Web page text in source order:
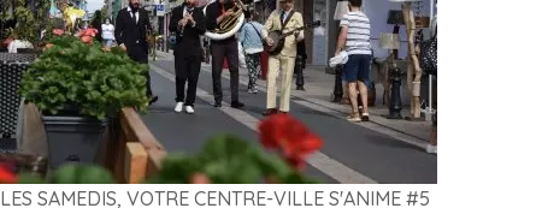
LES SAMEDIS, VOTRE CENTRE-VILLE S'ANIME #5